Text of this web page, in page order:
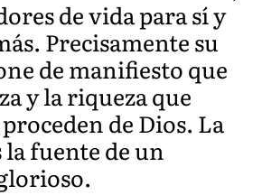
de vida para sí y
Precisamente su
de manifiesto que
y la riqueza que
de Dios. La
la fuente de un